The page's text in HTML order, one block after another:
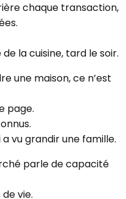
chaque transaction,
la cuisine, tard le soir.
une maison, ce n’est
page.
a vu grandir une famille.
parle de capacité
vie.